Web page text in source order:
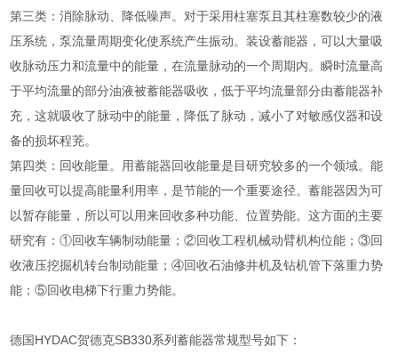
第三类：消除脉动、降低噪声。对于采用柱塞泵且其柱塞数较少的液
压系统，泵流量周期变化使系统产生振动。装设蓄能器，可以大量吸
收脉动压力和流量中的能量，在流量脉动的一个周期内。瞬时流量高
于平均流量的部分油液被蓄能器吸收，低于平均流量部分由蓄能器补
充，这就吸收了脉动中的能量，降低了脉动，减小了对敏感仪器和设
备的损坏程茺。
第四类：回收能量。用蓄能器回收能量是目研究较多的一个领域。能
量回收可以提高能量利用率，是节能的一个重要途径。蓄能器因为可
以暂存能量，所以可以用来回收多种功能、位置势能。这方面的主要
研究有：①回收车辆制动能量；②回收工程机械动臂机构位能；③回
收液压挖掘机转台制动能量；④回收石油修井机及钻机管下落重力势
能；⑤回收电梯下行重力势能。
德国HYDAC贺德克SB330系列蓄能器常规型号如下：